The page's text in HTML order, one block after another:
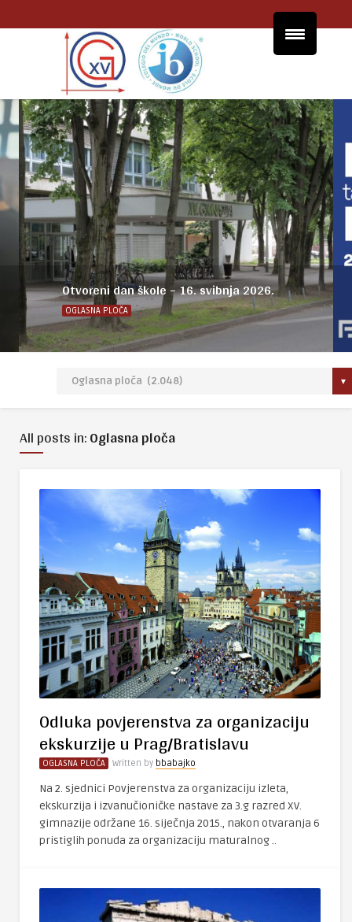
Otvoreni dan škole – 16. svibnja 2026.
OGLASNA PLOČA
All posts in:Oglasna ploča
Odluka povjerenstva za organizaciju
ekskurzije u Prag/Bratislavu
OGLASNA PLOČA Written by bbabajko
Na 2. sjednici Povjerenstva za organizaciju izleta,
ekskurzija i izvanučioničke nastave za 3.g razred XV.
gimnazije održane 16. siječnja 2015., nakon otvaranja 6
pristiglih ponuda za organizaciju maturalnog ..